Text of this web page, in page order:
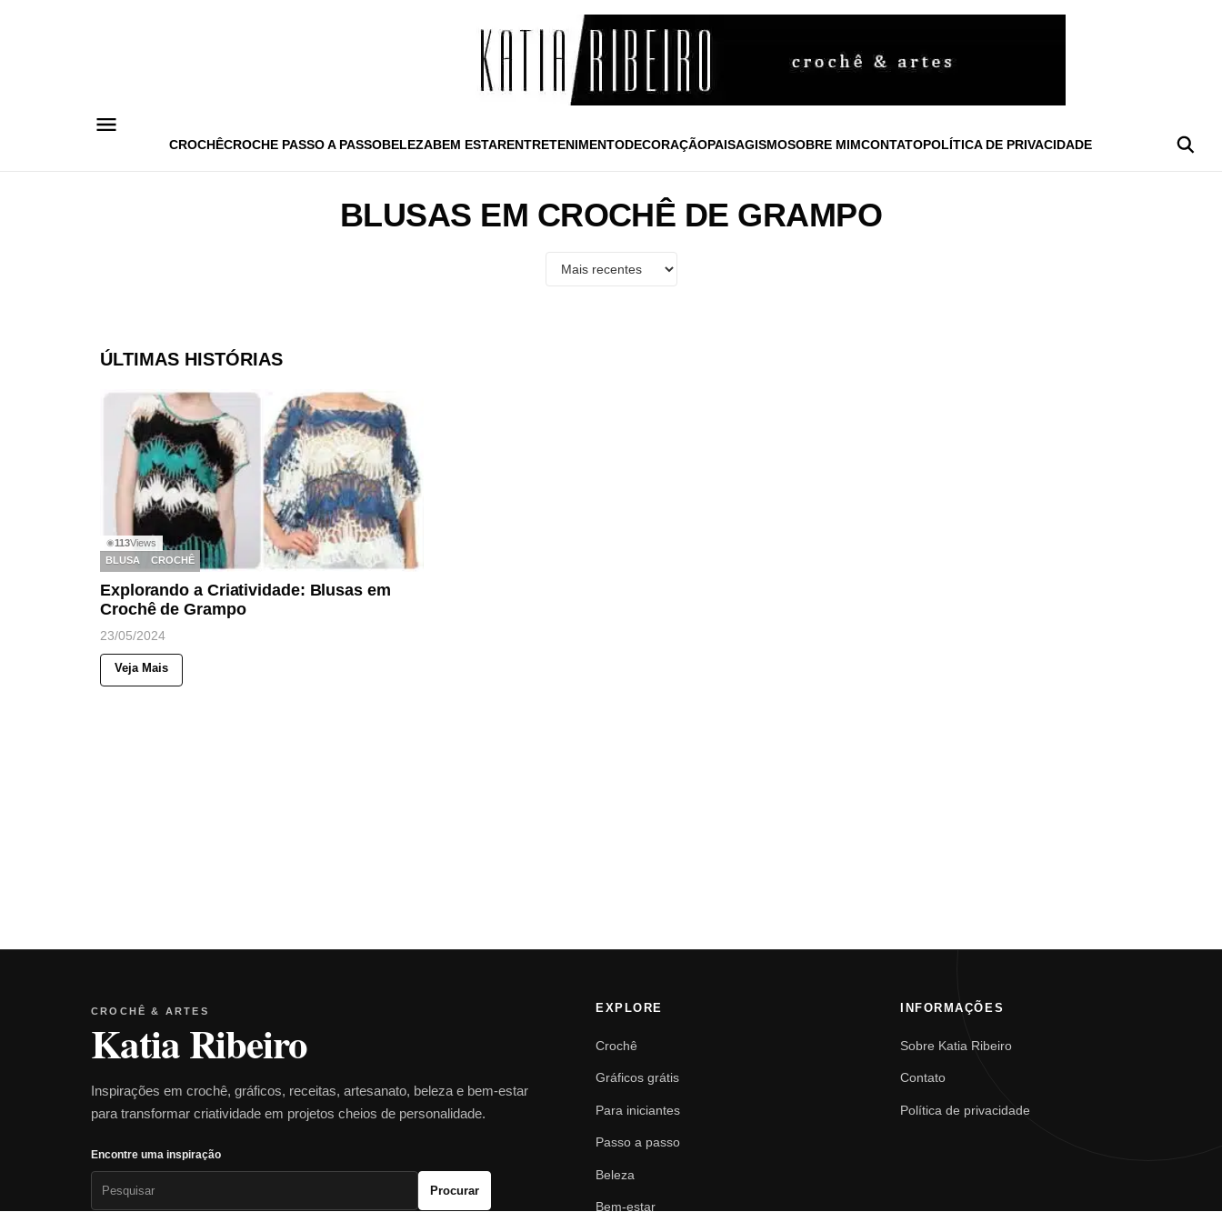
CROCHÊCROCHE PASSO A PASSOBELEZABEM ESTARENTRETENIMENTODECORAÇÃOPAISAGISMOSOBRE MIMCONTATOPOLÍTICA DE PRIVACIDADE
BLUSAS EM CROCHÊ DE GRAMPO
ÚLTIMAS HISTÓRIAS
◉113Views
BLUSA
CROCHÊ
Explorando a Criatividade: Blusas em
Crochê de Grampo
23/05/2024
Veja Mais
CROCHÊ & ARTES
Katia Ribeiro
Inspirações em crochê, gráficos, receitas, artesanato, beleza e bem-estar
para transformar criatividade em projetos cheios de personalidade.
Encontre uma inspiração
Procurar
EXPLORE
Crochê
Gráficos grátis
Para iniciantes
Passo a passo
Beleza
Bem-estar
INFORMAÇÕES
Sobre Katia Ribeiro
Contato
Política de privacidade